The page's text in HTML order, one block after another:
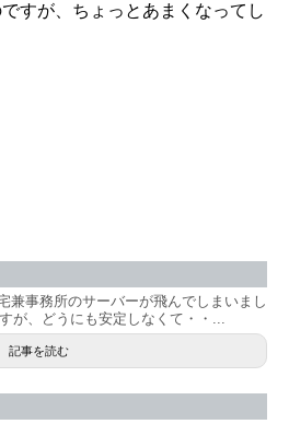
すが、ちょっとあまくなってし
兼事務所のサーバーが飛んでしまいまし
が、どうにも安定しなくて・・...
記事を読む